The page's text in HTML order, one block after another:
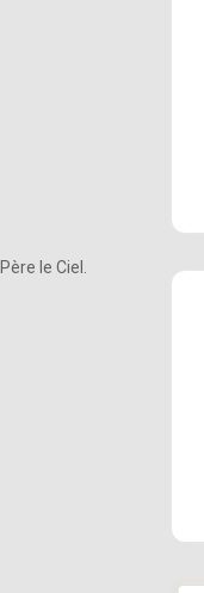
le Ciel.